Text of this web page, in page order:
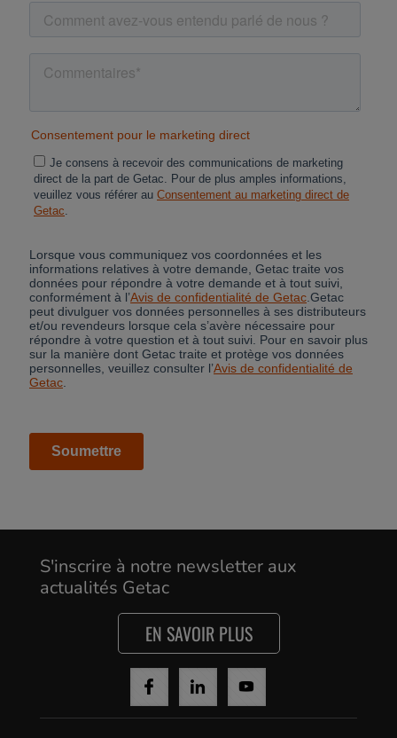
S'inscrire à notre newsletter aux
actualités Getac
EN SAVOIR PLUS